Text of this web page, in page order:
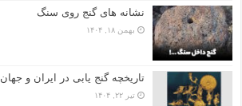
نشانه های گنج روی سنگ
بهمن ۱۸, ۱۴۰۴
تاریخچه گنج‌ یابی در ایران و جهان
تیر ۲۲, ۱۴۰۴